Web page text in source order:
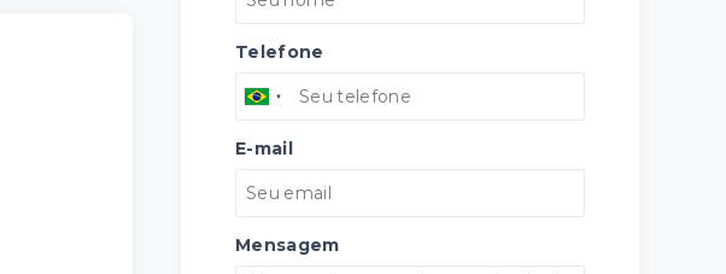
Telefone
E-mail
Mensagem